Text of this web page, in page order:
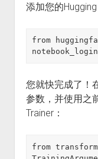
添加您的
from
您就快完成了！
参数，并使用之
Trainer：
from